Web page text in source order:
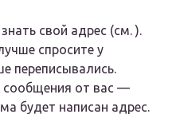
свой адрес (см. ).
спросите у
переписывались.
сообщения от вас —
будет написан адрес.